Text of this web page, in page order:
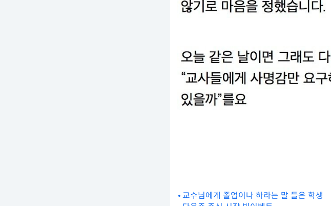
교수님에게 졸업이나 하라는 말 들은 학생